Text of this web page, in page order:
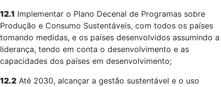
12.1 Implementar o Plano Decenal de Programas sobre
Produção e Consumo Sustentáveis, com todos os países
tomando medidas, e os países desenvolvidos assumindo a
liderança, tendo em conta o desenvolvimento e as
capacidades dos países em desenvolvimento;
12.2 Até 2030, alcançar a gestão sustentável e o uso